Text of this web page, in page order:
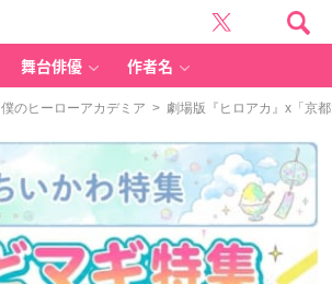
舞台俳優 作者名
僕のヒーローアカデミア > 劇場版『ヒロアカ』x「京